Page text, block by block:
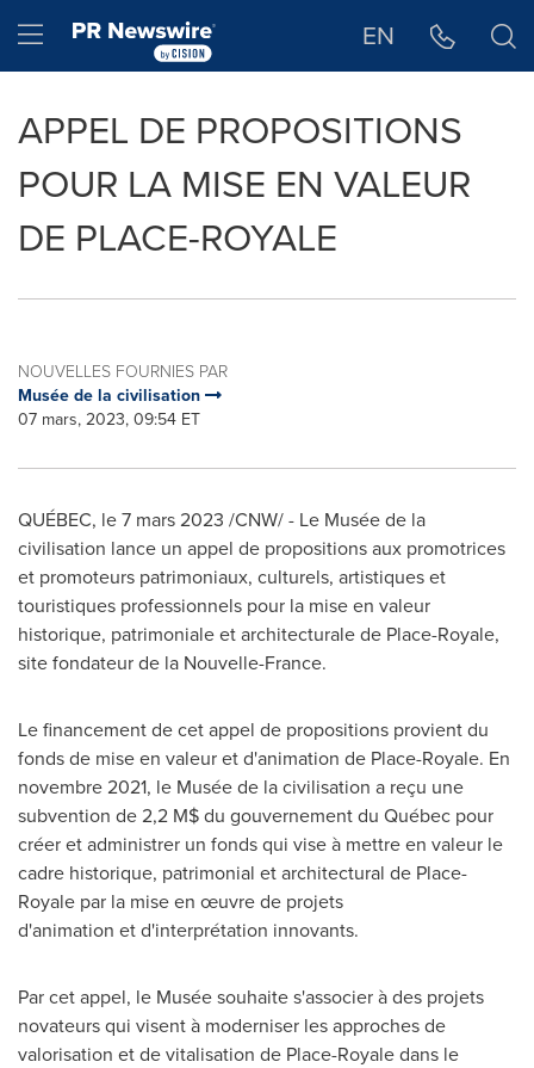
Hamburger menu EN
APPEL DE PROPOSITIONS
POUR LA MISE EN VALEUR
DE PLACE-ROYALE
NOUVELLES FOURNIES PAR
Musée de la civilisation
07 mars, 2023, 09:54 ET
QUÉBEC, le 7 mars 2023 /CNW/ - Le Musée de la
civilisation lance un appel de propositions aux promotrices
et promoteurs patrimoniaux, culturels, artistiques et
touristiques professionnels pour la mise en valeur
historique, patrimoniale et architecturale de Place-Royale,
site fondateur de la Nouvelle-France.
Le financement de cet appel de propositions provient du
fonds de mise en valeur et d'animation de Place-Royale. En
novembre 2021, le Musée de la civilisation a reçu une
subvention de 2,2 M$ du gouvernement du Québec pour
créer et administrer un fonds qui vise à mettre en valeur le
cadre historique, patrimonial et architectural de Place­
Royale par la mise en œuvre de projets
d'animation et d'interprétation innovants.
Par cet appel, le Musée souhaite s'associer à des projets
novateurs qui visent à moderniser les approches de
valorisation et de vitalisation de Place-Royale dans le